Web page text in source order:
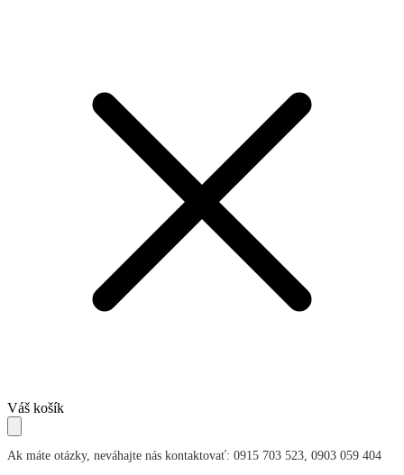
Skip
to
navigation
Skip
to
content
Váš košík
Ak máte otázky, neváhajte nás kontaktovať: 0915 703 523, 0903 059 404